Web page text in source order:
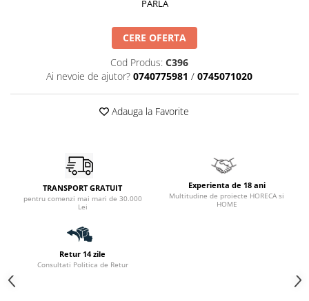
PARLA
CERE OFERTA
Cod Produs: C396
Ai nevoie de ajutor? 0740775981 / 0745071020
Adauga la Favorite
TRANSPORT GRATUIT
pentru comenzi mai mari de 30.000
Lei
Experienta de 18 ani
Multitudine de proiecte HORECA si
HOME
Retur 14 zile
Consultati Politica de Retur